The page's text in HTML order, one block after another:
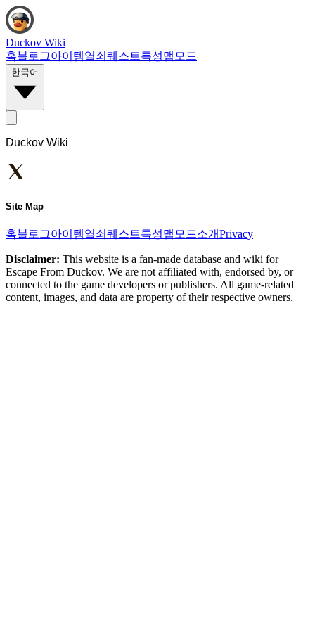
Duckov Wiki
홈블로그아이템열쇠 퀘스트특성맵 모드
한국어
Duckov Wiki
Site Map
홈블로그아이템열쇠 퀘스트특성맵 모드소개Privacy
Disclaimer: This website is a fan-made database and wiki for
Escape From Duckov. We are not affiliated with, endorsed by, or
connected to the game developers or publishers. All game-related
content, images, and data are property of their respective owners.